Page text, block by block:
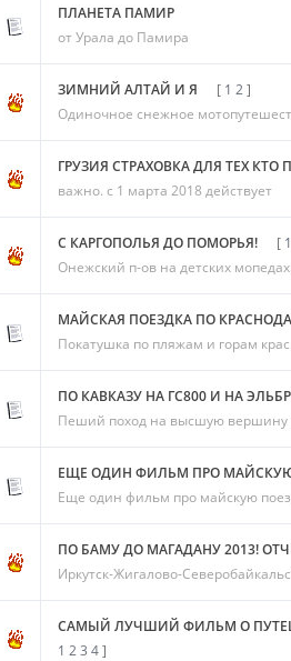
ПЛАНЕТА ПАМИР
от Урала до Памира
ЗИМНИЙ АЛТАЙ И Я [ 1 2]
Одиночное снежное
ГРУЗИЯ СТРАХОВКА ДЛЯ ТЕХ КТО
важно. с 1 марта 2018 действует
С КАРГОПОЛЬЯ ДО ПОМОРЬЯ! [ 1
Онежский п-ов на детских мопедах!
МАЙСКАЯ ПОЕЗДКА ПО
Покатушка по пляжам и горам
ПО КАВКАЗУ НА ГС800 И НА
Пеший поход на высшую вершину
ЕЩЕ ОДИН ФИЛЬМ ПРО
Еще один фильм про майскую
ПО БАМУ ДО МАГАДАНУ 2013!
Иркутск-Жигалово-
САМЫЙ ЛУЧШИЙ ФИЛЬМ О
1 23 4]